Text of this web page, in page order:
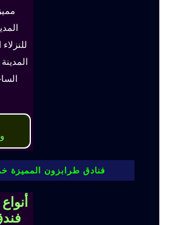
فنادق طرابزون المميزة